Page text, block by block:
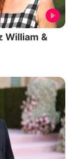
William &